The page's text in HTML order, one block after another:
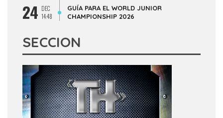
24 DEC
14:48
GUÍA PARA EL WORLD JUNIOR
CHAMPIONSHIP 2026
SECCION